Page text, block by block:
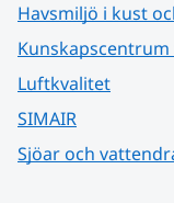
Havsmiljö i kust
Luftkvalitet
SIMAIR
Sjöar och